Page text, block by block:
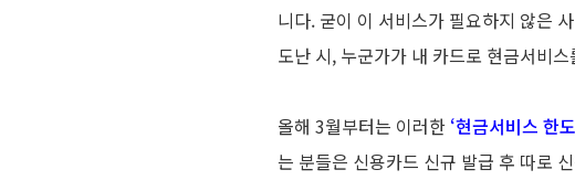
니다. 굳이 이 서비스가 필요하지 않은
도난 시, 누군가가 내 카드로 현금서비
올해 3월부터는 이러한 ‘현금서비스 한
는 분들은 신용카드 신규 발급 후 따로